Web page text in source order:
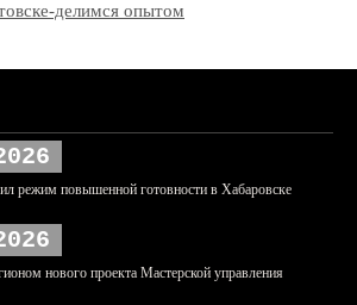
делимся опытом
режим повышенной готовности в Хабаровске
нового проекта Мастерской управления